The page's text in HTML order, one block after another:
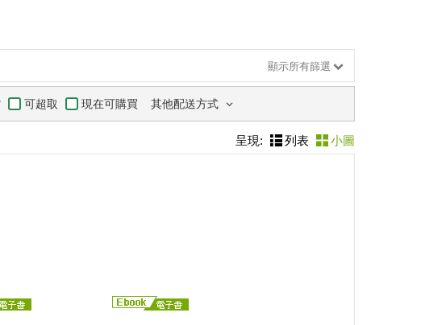
顯示所有篩選
可超取 現在可購買 其他配送方式
呈現: 列表 小圖